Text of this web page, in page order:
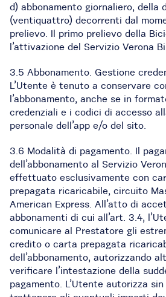
d) abbonamento giornaliero, della
(ventiquattro) decorrenti dal
prelievo. Il primo prelievo della
l’attivazione del Servizio Verona
3.5 Abbonamento. Gestione
L’Utente è tenuto a conservare
l’abbonamento, anche se in
credenziali e i codici di accesso
personale dell’app e/o del sito.
3.6 Modalità di pagamento. Il
dell’abbonamento al Servizio
effettuato esclusivamente con
prepagata ricaricabile, circuito
American Express. All’atto di
abbonamenti di cui all’art. 3.4,
comunicare al Prestatore gli
credito o carta prepagata
dell’abbonamento, autorizzando
verificare l’intestazione della
pagamento. L’Utente autorizza